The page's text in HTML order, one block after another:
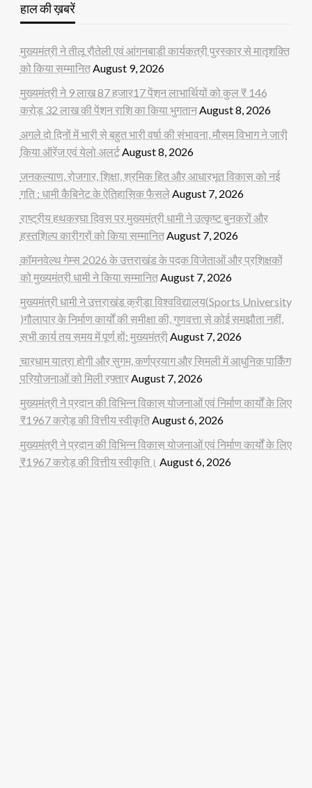
हाल की ख़बरें
मुख्यमंत्री ने तीलू रौतेली एवं आंगनबाड़ी कार्यकत्री पुरस्कार से मातृशक्ति
को किया सम्मानितAugust 9, 2026
मुख्यमंत्री ने 9 लाख 87 हजार17 पेंशन लाभार्थियों को कुल ₹ 146
करोड़ 32 लाख की पेंशन राशि का किया भुगतानAugust 8, 2026
अगले दो दिनों में भारी से बहुत भारी वर्षा की संभावना, मौसम विभाग ने जारी
किया ऑरेंज एवं येलो अलर्टAugust 8, 2026
जनकल्याण, रोजगार, शिक्षा, श्रमिक हित और आधारभूत विकास को नई
गति : धामी कैबिनेट के ऐतिहासिक फैसलेAugust 7, 2026
राष्ट्रीय हथकरघा दिवस पर मुख्यमंत्री धामी ने उत्कृष्ट बुनकरों और
हस्तशिल्प कारीगरों को किया सम्मानितAugust 7, 2026
कॉमनवेल्थ गेम्स 2026 के उत्तराखंड के पदक विजेताओं और प्रशिक्षकों
को मुख्यमंत्री धामी ने किया सम्मानितAugust 7, 2026
मुख्यमंत्री धामी ने उत्तराखंड क्रीड़ा विश्वविद्यालय(Sports University
)गौलापार के निर्माण कार्यों की समीक्षा की, गुणवत्ता से कोई समझौता नहीं,
सभी कार्य तय समय में पूर्ण हों: मुख्यमंत्रीAugust 7, 2026
चारधाम यात्रा होगी और सुगम, कर्णप्रयाग और सिमली में आधुनिक पार्किंग
परियोजनाओं को मिली रफ्तारAugust 7, 2026
मुख्यमंत्री ने प्रदान की विभिन्न विकास योजनाओं एवं निर्माण कार्यों के लिए
₹1967 करोड़ की वित्तीय स्वीकृतिAugust 6, 2026
मुख्यमंत्री ने प्रदान की विभिन्न विकास योजनाओं एवं निर्माण कार्यों के लिए
₹1967 करोड़ की वित्तीय स्वीकृति। August 6, 2026